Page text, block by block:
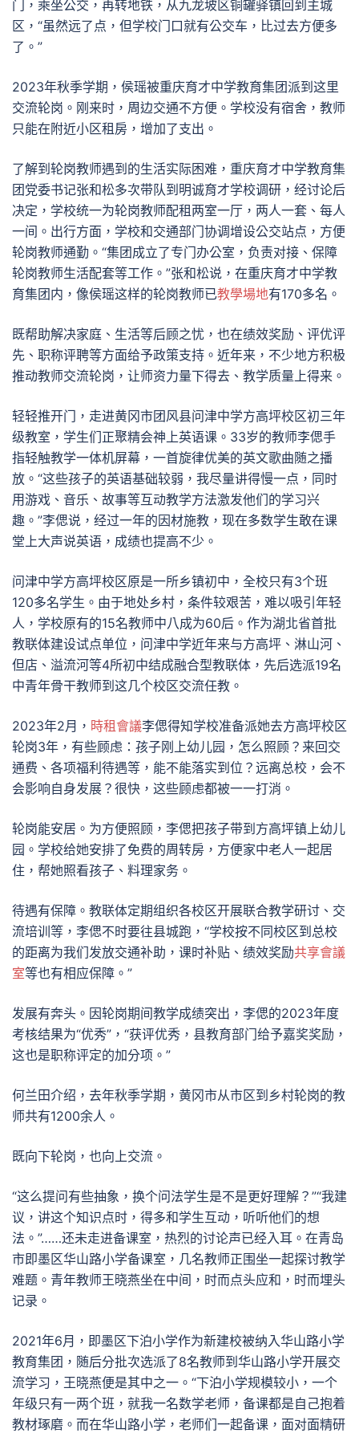
门，乘坐公交，再转地铁，从九龙坡区铜罐驿镇回到主城
区，“虽然远了点，但学校门口就有公交车，比过去方便多
了。”
2023年秋季学期，侯瑶被重庆育才中学教育集团派到这里
交流轮岗。刚来时，周边交通不方便。学校没有宿舍，教师
只能在附近小区租房，增加了支出。
了解到轮岗教师遇到的生活实际困难，重庆育才中学教育集
团党委书记张和松多次带队到明诚育才学校调研，经讨论后
决定，学校统一为轮岗教师配租两室一厅，两人一套、每人
一间。出行方面，学校和交通部门协调增设公交站点，方便
轮岗教师通勤。“集团成立了专门办公室，负责对接、保障
轮岗教师生活配套等工作。”张和松说，在重庆育才中学教
育集团内，像侯瑶这样的轮岗教师已教學場地有170多名。
既帮助解决家庭、生活等后顾之忧，也在绩效奖励、评优评
先、职称评聘等方面给予政策支持。近年来，不少地方积极
推动教师交流轮岗，让师资力量下得去、教学质量上得来。
轻轻推开门，走进黄冈市团风县问津中学方高坪校区初三年
级教室，学生们正聚精会神上英语课。33岁的教师李偲手
指轻触教学一体机屏幕，一首旋律优美的英文歌曲随之播
放。“这些孩子的英语基础较弱，我尽量讲得慢一点，同时
用游戏、音乐、故事等互动教学方法激发他们的学习兴
趣。”李偲说，经过一年的因材施教，现在多数学生敢在课
堂上大声说英语，成绩也提高不少。
问津中学方高坪校区原是一所乡镇初中，全校只有3个班
120多名学生。由于地处乡村，条件较艰苦，难以吸引年轻
人，学校原有的15名教师中八成为60后。作为湖北省首批
教联体建设试点单位，问津中学近年来与方高坪、淋山河、
但店、溢流河等4所初中结成融合型教联体，先后选派19名
中青年骨干教师到这几个校区交流任教。
2023年2月， 時租會議李偲得知学校准备派她去方高坪校区
轮岗3年，有些顾虑：孩子刚上幼儿园，怎么照顾？来回交
通费、各项福利待遇等，能不能落实到位？远离总校，会不
会影响自身发展？很快，这些顾虑都被一一打消。
轮岗能安居。为方便照顾，李偲把孩子带到方高坪镇上幼儿
园。学校给她安排了免费的周转房，方便家中老人一起居
住，帮她照看孩子、料理家务。
待遇有保障。教联体定期组织各校区开展联合教学研讨、交
流培训等，李偲不时要往县城跑，“学校按不同校区到总校
的距离为我们发放交通补助，课时补贴、绩效奖励共享會議
室等也有相应保障。”
发展有奔头。因轮岗期间教学成绩突出，李偲的2023年度
考核结果为“优秀”，“获评优秀，县教育部门给予嘉奖奖励，
这也是职称评定的加分项。”
何兰田介绍，去年秋季学期，黄冈市从市区到乡村轮岗的教
师共有1200余人。
既向下轮岗，也向上交流。
“这么提问有些抽象，换个问法学生是不是更好理解？”“我建
议，讲这个知识点时，得多和学生互动，听听他们的想
法。”……还未走进备课室，热烈的讨论声已经入耳。在青岛
市即墨区华山路小学备课室，几名教师正围坐一起探讨教学
难题。青年教师王晓燕坐在中间，时而点头应和，时而埋头
记录。
2021年6月，即墨区下泊小学作为新建校被纳入华山路小学
教育集团，随后分批次选派了8名教师到华山路小学开展交
流学习，王晓燕便是其中之一。“下泊小学规模较小，一个
年级只有一两个班，就我一名数学老师，备课都是自己抱着
教材琢磨。而在华山路小学，老师们一起备课，面对面精研